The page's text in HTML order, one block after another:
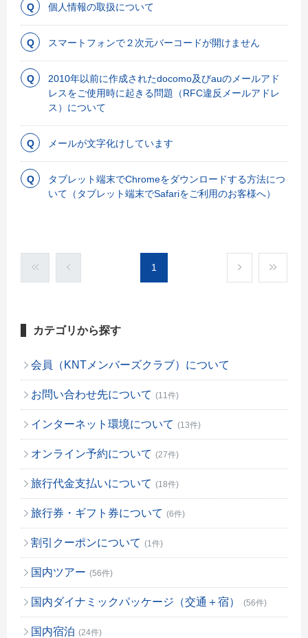
個人情報の取扱について
スマートフォンで２次元バーコードが開けません
2010年以前に作成されたdocomo及びauのメールアド
レスをご使用時に起きる問題（RFC違反メールアドレ
ス）について
メールが文字化けしています
タブレット端末でChromeをダウンロードする方法につ
いて（タブレット端末でSafariをご利用のお客様へ）
1
カテゴリから探す
会員（KNTメンバーズクラブ）について
お問い合わせ先について (11件)
インターネット環境について (13件)
オンライン予約について (27件)
旅行代金支払いについて (18件)
旅行券・ギフト券について (6件)
割引クーポンについて (1件)
国内ツアー (56件)
国内ダイナミックパッケージ（交通＋宿） (56件)
国内宿泊 (24件)